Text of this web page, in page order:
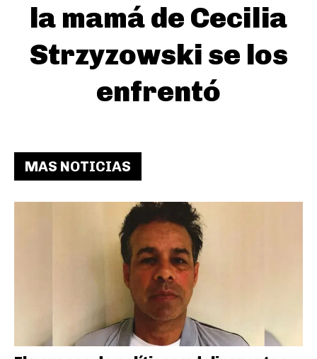
la mamá de Cecilia
Strzyzowski se los
enfrentó
MAS NOTICIAS